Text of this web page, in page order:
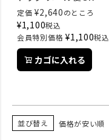
定価 ¥2,640のところ
¥1,100税込
会員特別価格 ¥1,100税込
カゴに入れる
並び替え 価格が安い順